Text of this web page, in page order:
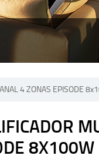
4 ZONAS EPISODE
8X100W